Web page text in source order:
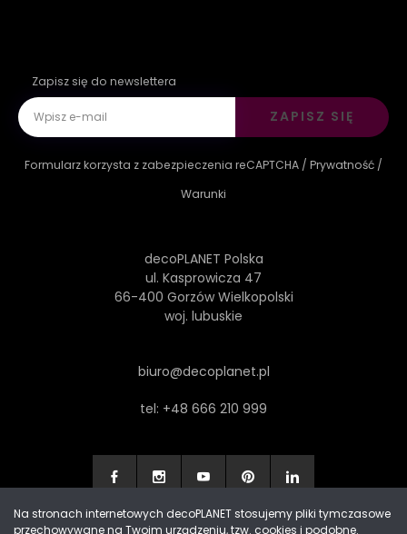
Zapisz się do newslettera
ZAPISZ SIĘ
Formularz korzysta z zabezpieczenia reCAPTCHA / Prywatność /
Warunki
decoPLANET Polska
ul. Kasprowicza 47
66-400 Gorzów Wielkopolski
woj. lubuskie
biuro@decoplanet.pl
tel: +48 666 210 999
Na stronach internetowych decoPLANET stosujemy pliki tymczasowe
przechowywane na Twoim urządzeniu, tzw. cookies i podobne.